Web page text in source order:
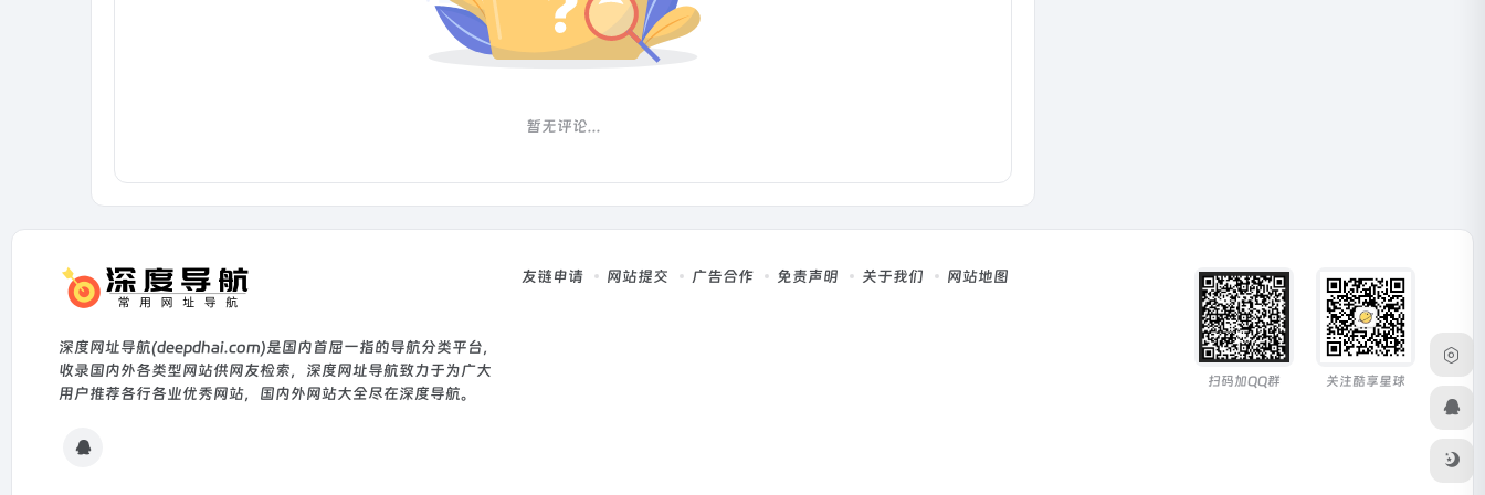
暂无评论...
深度网址导航(deepdhai.com)是国内首屈一指的导航分类平台，
收录国内外各类型网站供网友检索，深度网址导航致力于为广大
用户推荐各行各业优秀网站，国内外网站大全尽在深度导航。
友链申请 网站提交 广告合作 免责声明 关于我们 网站地图
扫码加QQ群 关注酷享星球